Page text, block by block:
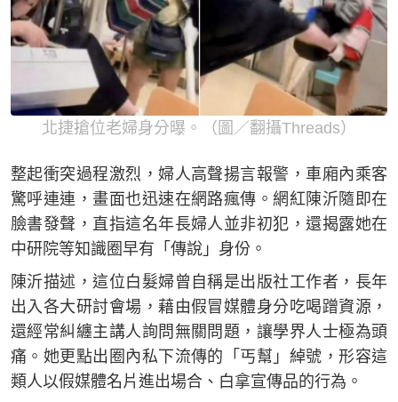
北捷搶位老婦身分曝。（圖／翻攝Threads）
整起衝突過程激烈，婦人高聲揚言報警，車廂內乘客
驚呼連連，畫面也迅速在網路瘋傳。網紅陳沂隨即在
臉書發聲，直指這名年長婦人並非初犯，還揭露她在
中研院等知識圈早有「傳說」身份。
陳沂描述，這位白髮婦曾自稱是出版社工作者，長年
出入各大研討會場，藉由假冒媒體身分吃喝蹭資源，
還經常糾纏主講人詢問無關問題，讓學界人士極為頭
痛。她更點出圈內私下流傳的「丐幫」綽號，形容這
類人以假媒體名片進出場合、白拿宣傳品的行為。